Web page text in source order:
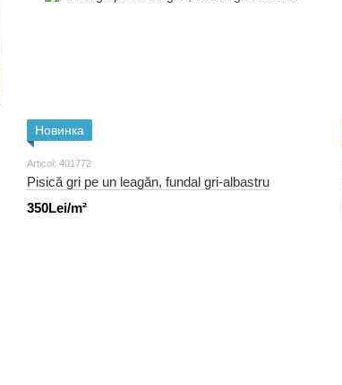
Новинка
Articol: 401772
Pisică gri pe un leagăn, fundal gri-albastru
350Lei/m²